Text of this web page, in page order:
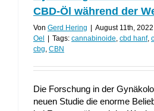
CBD-Öl während der
Von Gerd Hering August 11th, 2022
Oel
Tags: cannabinoide, cbd hanf,
cbg, CBN
Die Forschung in der
neuen Studie die enorme